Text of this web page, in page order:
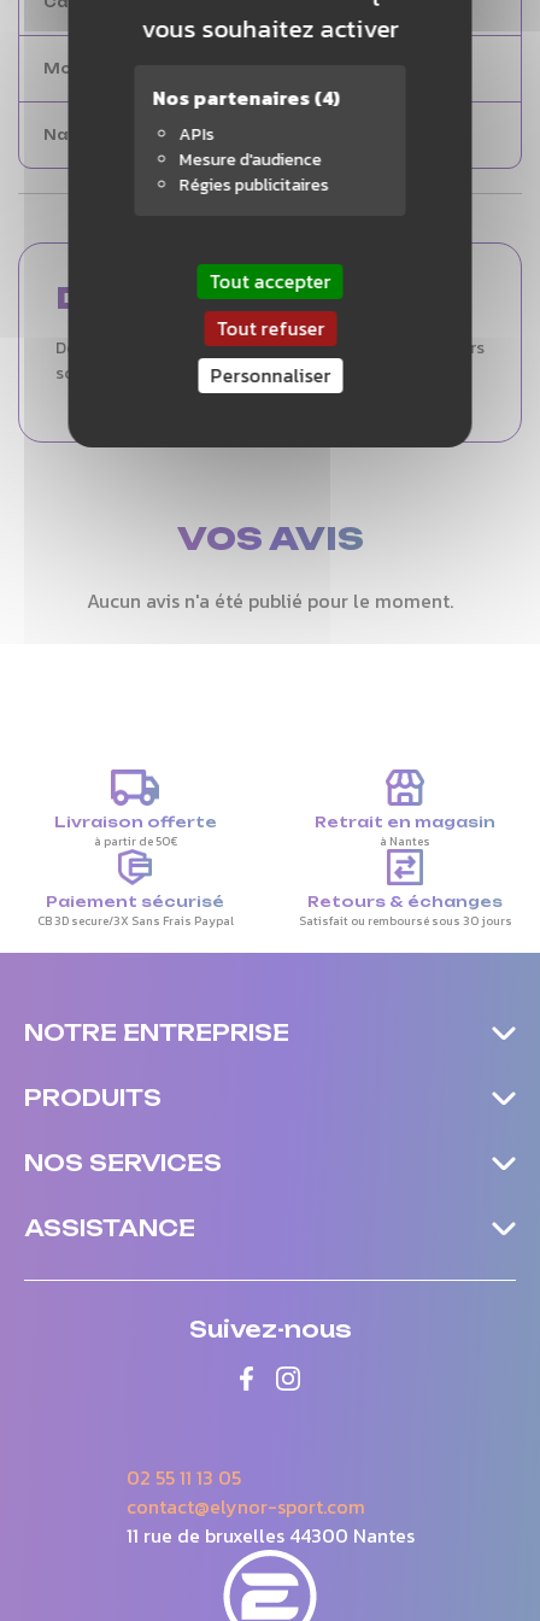
vous souhaitez activer
Nos partenaires(4)
APIs
Mesure d'audience
Régies publicitaires
Tout accepter
Tout refuser
Personnaliser
Montpellier
Nantes
DESCRIPTION
Découvrez la Babolat Explorer I, idéale pour les joueurs
scolaires.
VOS AVIS
Aucun avis n'a été publié pour le moment.
Livraison offerte
à partir de 50€
Retrait en magasin
à Nantes
Paiement sécurisé
CB 3D secure/3X Sans Frais Paypal
Retours & échanges
Satisfait ou remboursé sous 30 jours
02 55 11 13 05
contact@elynor-sport.com
11 rue de bruxelles 44300 Nantes
Suivez-nous
NOTRE ENTREPRISE
PRODUITS
NOS SERVICES
ASSISTANCE